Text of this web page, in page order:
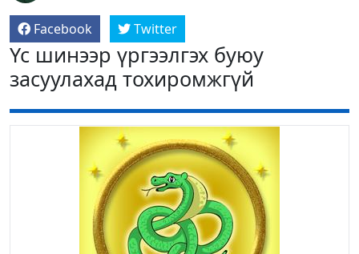
Facebook Twitter
Үс шинээр үргээлгэх буюу
засуулахад тохиромжгүй